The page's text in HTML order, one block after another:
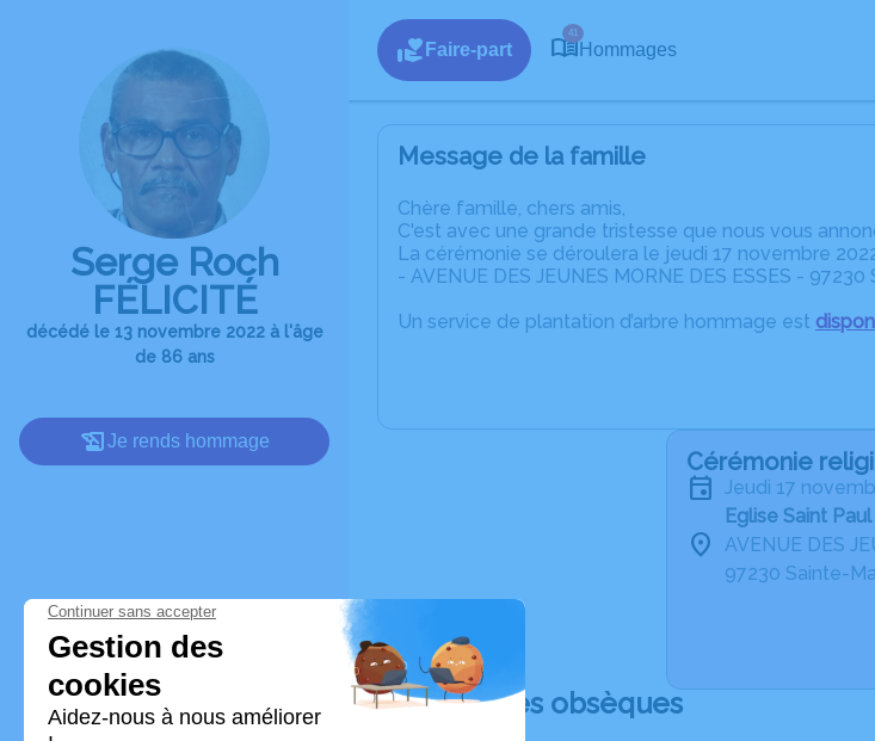
Serge Roch
FÉLICITÉ
décédé le 13 novembre 2022 à l'âge
de 86 ans
Je rends hommage
Faire-part
41
Hommages
Message de la famille
Chère famille, chers amis,
C'est avec une grande tristesse que nous vous
La cérémonie se déroulera le jeudi 17 novembre
- AVENUE DES JEUNES MORNE DES ESSES - 97230
Un service de plantation d’arbre hommage est
Cérémonie
jeudi 17
Eglise Saint
AVENUE DES
97230 Sainte-
Déroulé des obsèques